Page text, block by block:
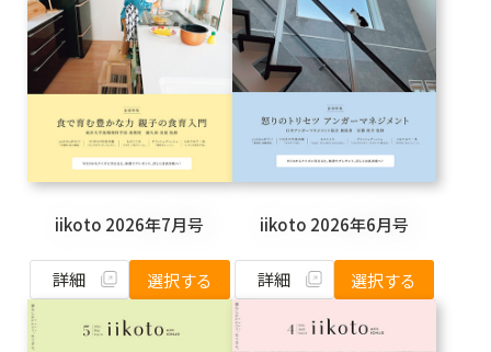
iikoto 2026年7月号
詳細 選択する
iikoto 2026年6月号
詳細 選択する